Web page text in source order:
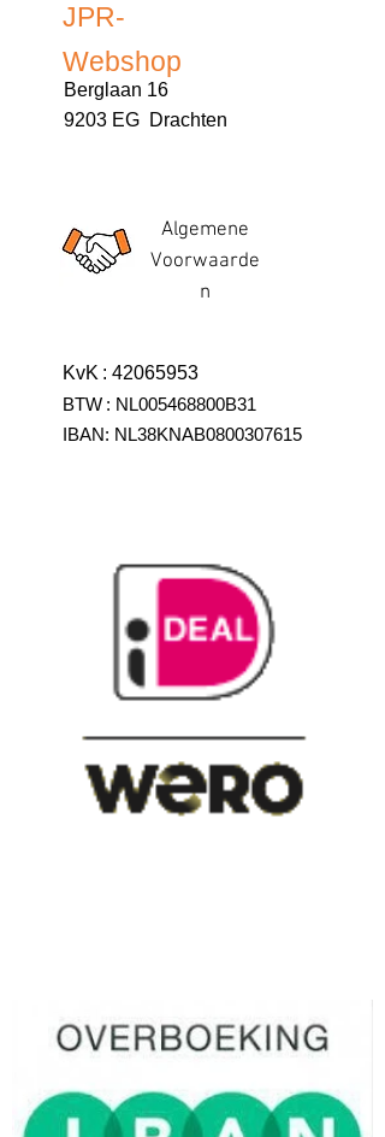
JPR-
Webshop
Berglaan 16
9203 EG Drachten
Algemene
Voorwaarde
n
KvK : 42065953
BTW : NL005468800B31
IBAN: NL38KNAB0800307615